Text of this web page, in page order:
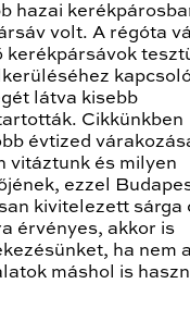
hazai
volt. A régóta
látva kisebb
Cikkünkben
évtized
vitáztunk és milyen
ezzel
kivitelezett sárga
érvényes, akkor is
ha nem
máshol is